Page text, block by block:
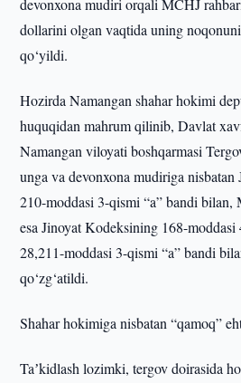
devonxona mudiri orqali MCHJ
dollarini olgan vaqtida uning
qo‘yildi.
Hozirda Namangan shahar hokimi
huquqidan mahrum qilinib, Davlat
Namangan viloyati boshqarmasi
unga va devonxona mudiriga
210-moddasi 3-qismi “a” bandi bilan,
esa Jinoyat Kodeksining 168-moddasi
28,211-moddasi 3-qismi “a” bandi
qo‘zg‘atildi.
Shahar hokimiga nisbatan “qamoq”
Taʼkidlash lozimki, tergov doirasida